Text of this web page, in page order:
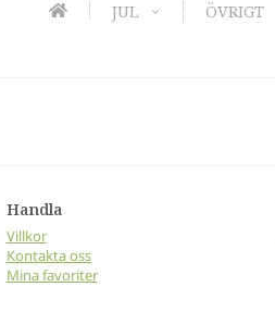
JUL ÖVRIGT
Handla
Villkor
Kontakta oss
Mina favoriter